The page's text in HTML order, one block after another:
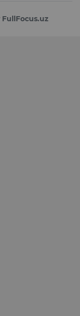
FullFocus.uz